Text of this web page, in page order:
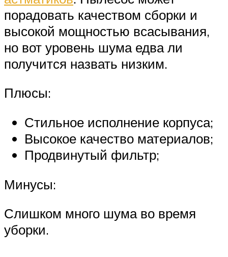
порадовать качеством сборки и
высокой мощностью всасывания,
но вот уровень шума едва ли
получится назвать низким.
Плюсы:
Стильное исполнение корпуса;
Высокое качество материалов;
Продвинутый фильтр;
Минусы:
Слишком много шума во время
уборки.